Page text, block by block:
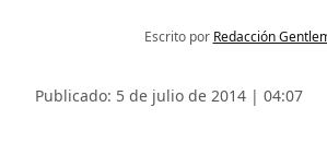
Escrito por Redacción
Publicado: 5 de julio de 2014 | 04:07